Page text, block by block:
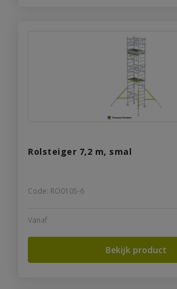
Rolsteiger 7,2 m, smal
Code: RO0105-6
Vanaf
Bekijk product